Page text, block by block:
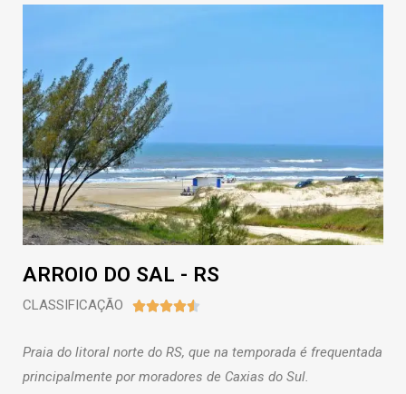
ARROIO DO SAL - RS
CLASSIFICAÇÃO 
Praia do litoral norte do RS, que na temporada é frequentada
principalmente por moradores de Caxias do Sul.